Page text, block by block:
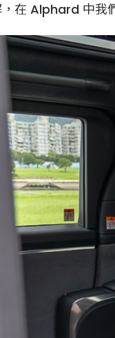
在 Alphard 中我